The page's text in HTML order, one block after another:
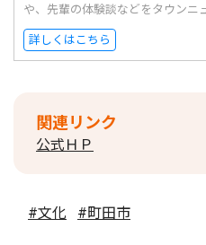
や、先輩の体験談などをタウンニ
詳しくはこちら
関連リンク
公式ＨＰ
#文化 #町田市